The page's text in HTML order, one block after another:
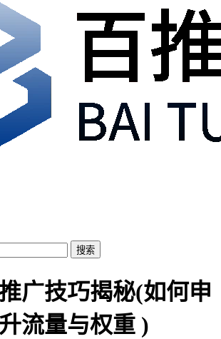
搜索
广技巧揭秘(如何申
流量与权重 )